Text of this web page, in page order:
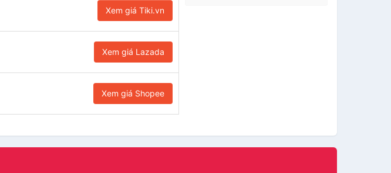
Xem giá Tiki.vn
Xem giá Lazada
Xem giá Shopee